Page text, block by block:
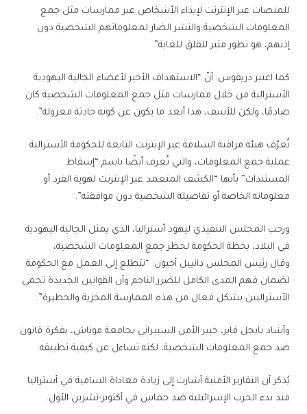
للمنصات عبر الإنترنت لإيذاء الأشخاص عبر ممارسات مثل جمع
المعلومات الشخصية والنشر الضار لمعلوماتهم الشخصية دون
إذنهم، هو تطور مثير للقلق للغاية”.
كما اعتبر دريفوس: أنّ “الاستهداف الأخير لأعضاء الجالية اليهودية
الأسترالية من خلال ممارسات مثل جمع المعلومات الشخصية كان
صادمًا، ولكن للأسف، هذا أبعد ما يكون عن كونه حادثة معزولة”.
تُعرّف هيئة مراقبة السلامة عبر الإنترنت التابعة للحكومة الأسترالية
عملية جمع المعلومات، والتي تُعرف أيضًا باسم “إسقاط
المستندات” بأنها “الكشف المتعمد عبر الإنترنت لهوية الفرد أو
معلوماته الخاصة أو تفاصيله الشخصية دون موافقته”.
ورحب المجلس التنفيذي ليهود أستراليا، الذي يمثل الجالية اليهودية
في البلاد، بخطة الحكومة لحظر جمع المعلومات الشخصية،
وقال رئيس المجلس دانييل أجيون: “نتطلع إلى العمل مع الحكومة
لضمان فهم المدى الكامل للضرر الناجم وأن القوانين الجديدة تحمي
الأستراليين بشكل فعال من هذه الممارسة المخزية والخطيرة”.
وأشاد نايجل فاير، خبير الأمن السيبراني بجامعة موناش، بفكرة قانون
ضد جمع المعلومات الشخصية، لكنه تساءل عن كيفية تطبيقه.
يُذكر أن التقارير الأمنية أشارت إلى زيادة معاداة السامية في أستراليا
منذ بدء الحرب الإسرائيلية ضد حماس في أكتوبر-تشرين الأول.